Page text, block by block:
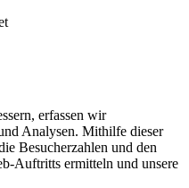
erfassen wir
Analysen. Mithilfe dieser
Besucherzahlen und den
Auftritts ermitteln und unsere